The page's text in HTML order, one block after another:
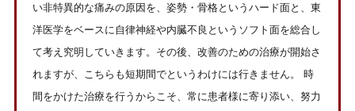
い非特異的な痛みの原因を、姿勢・骨格というハード面と、東
洋医学をベースに自律神経や内臓不良というソフト面を総合し
て考え究明していきます。その後、改善のための治療が開始さ
れますが、こちらも短期間でというわけには行きません。 時
間をかけた治療を行うからこそ、常に患者様に寄り添い、努力